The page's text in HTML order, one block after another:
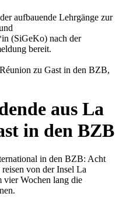
aufbauende Lehrgänge zur
(SiGeKo) nach der
bereit.
aus La
in den BZB
in den BZB: Acht
von der Insel La
vier Wochen lang die